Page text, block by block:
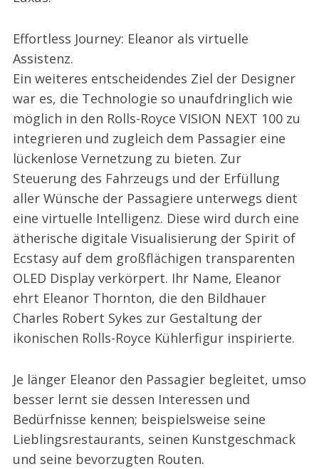
Effortless Journey: Eleanor als virtuelle
Assistenz.
Ein weiteres entscheidendes Ziel der Designer
war es, die Technologie so unaufdringlich wie
möglich in den Rolls-Royce VISION NEXT 100 zu
integrieren und zugleich dem Passagier eine
lückenlose Vernetzung zu bieten. Zur
Steuerung des Fahrzeugs und der Erfüllung
aller Wünsche der Passagiere unterwegs dient
eine virtuelle Intelligenz. Diese wird durch eine
ätherische digitale Visualisierung der Spirit of
Ecstasy auf dem großflächigen transparenten
OLED Display verkörpert. Ihr Name‚ Eleanor
ehrt Eleanor Thornton, die den Bildhauer
Charles Robert Sykes zur Gestaltung der
ikonischen Rolls-Royce Kühlerfigur inspirierte.
Je länger Eleanor den Passagier begleitet, umso
besser lernt sie dessen Interessen und
Bedürfnisse kennen; beispielsweise seine
Lieblingsrestaurants, seinen Kunstgeschmack
und seine bevorzugten Routen.